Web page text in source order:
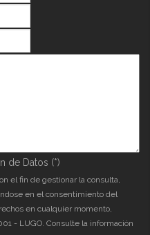
de Datos (*)
de Datos (*)
el fin de gestionar la consulta,
en el consentimiento del
en cualquier momento,
- LUGO. Consulte la información